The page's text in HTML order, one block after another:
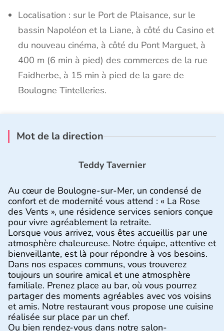
Localisation : sur le Port de Plaisance, sur le
bassin Napoléon et la Liane, à côté du Casino et
du nouveau cinéma, à côté du Pont Marguet, à
400 m (6 min à pied) des commerces de la rue
Faidherbe, à 15 min à pied de la gare de
Boulogne Tintelleries.
Mot de la direction
Teddy Tavernier
Au cœur de Boulogne-sur-Mer, un condensé de
confort et de modernité vous attend : « La Rose
des Vents », une résidence services seniors conçue
pour vivre agréablement la retraite.
Lorsque vous arrivez, vous êtes accueillis par une
atmosphère chaleureuse. Notre équipe, attentive et
bienveillante, est là pour répondre à vos besoins.
Dans nos espaces communs, vous trouverez
toujours un sourire amical et une atmosphère
familiale. Prenez place au bar, où vous pourrez
partager des moments agréables avec vos voisins
et amis. Notre restaurant vous propose une cuisine
réalisée sur place par un chef.
Ou bien rendez-vous dans notre salon-